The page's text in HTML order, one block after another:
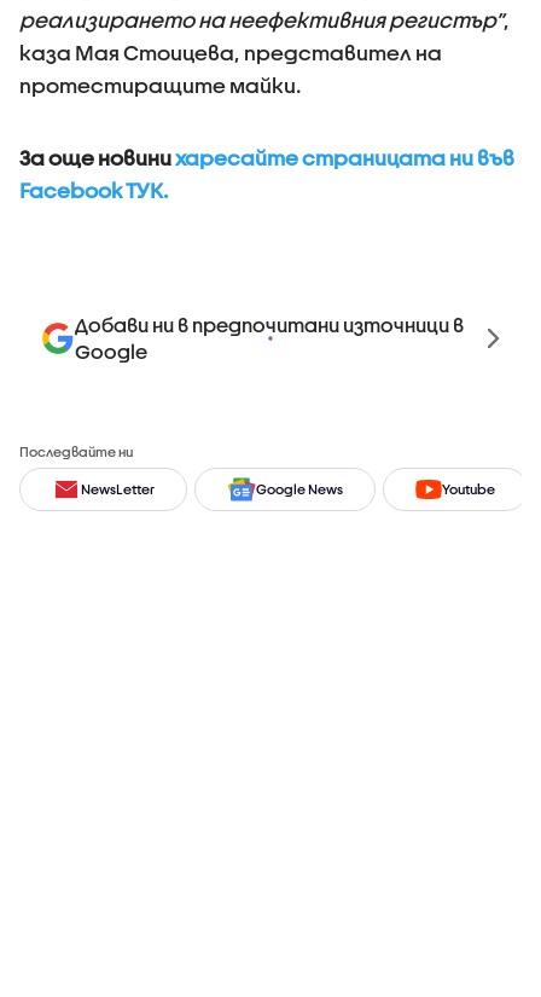
реализирането на неефективния регистър”,
каза Мая Стоицева, представител на
протестиращите майки.
За още новинихаресайте страницата ни във
Facebook ТУК.
Добави ни в предпочитани източници в
Google
Последвайте ни
NewsLetter Google News Youtube